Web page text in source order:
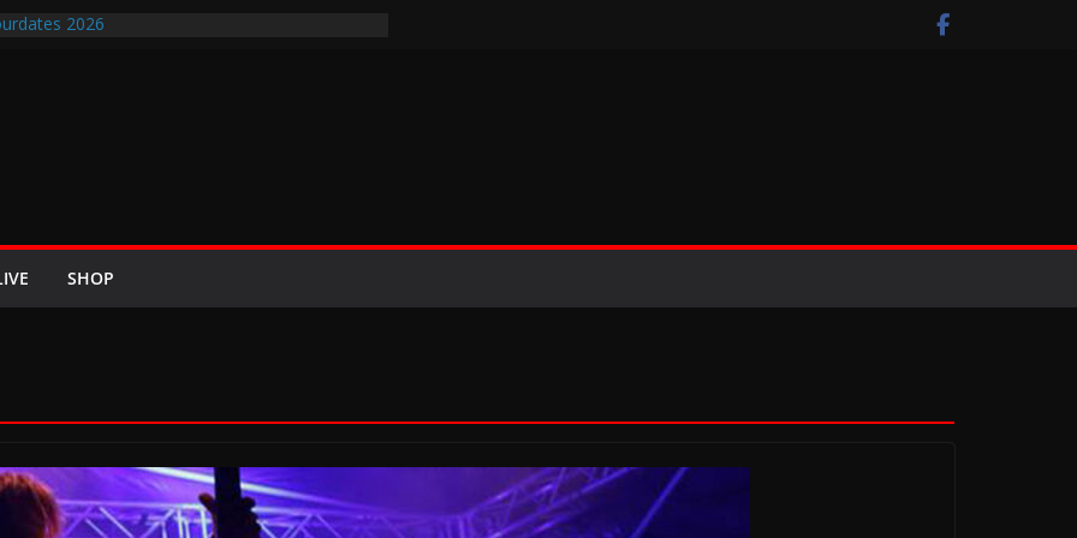
2026
kehrt im Sommer 2026 mit den Nightwish
die europäischen Bühnen
BREEZE 2026 u.a. mit Helloween, In Flames,
und Eisbrecher
mit Britta Görtz / Hiraes: An den Auftritt von
wohl auch noch auf meinem Sterbebett
SHOP